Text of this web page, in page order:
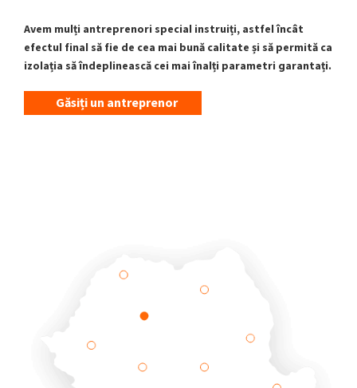
Avem mulți antreprenori special instruiți, astfel încât
efectul final să fie de cea mai bună calitate și să permită ca
izolația să îndeplinească cei mai înalți parametri garantați.
Găsiți un antreprenor